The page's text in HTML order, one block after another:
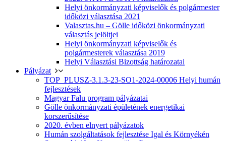
Helyi önkormányzati képviselők és polgármester
időközi választása 2021
Valasztas.hu – Gölle időközi önkormányzati
választás jelöltjei
Helyi önkormányzati képviselők és
polgármesterek választása 2019
Helyi Választási Bizottság határozatai
Pályázat
TOP_PLUSZ-3.1.3-23-SO1-2024-00006 Helyi humán
fejlesztések
Magyar Falu program pályázatai
Gölle önkormányzati épületének energetikai
korszerűsítése
2020. évben elnyert pályázatok
Humán szolgáltatások fejlesztése Igal és Környékén